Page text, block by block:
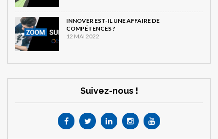
INNOVER EST-IL UNE AFFAIRE DE
COMPÉTENCES ?
12 MAI 2022
Suivez-nous !